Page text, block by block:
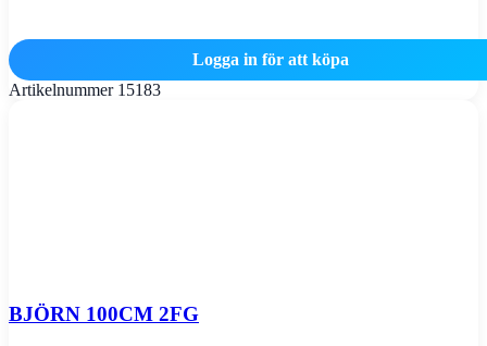
Logga in för att köpa
Artikelnummer 15183
BJÖRN 100CM 2FG